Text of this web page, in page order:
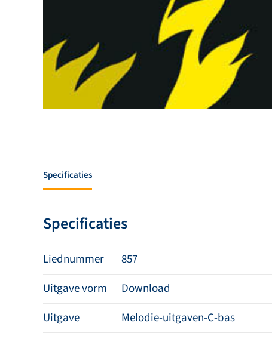
Specificaties
Specificaties
Liednummer
857
Uitgave vorm
Download
Uitgave
Melodie-uitgaven-C-bas